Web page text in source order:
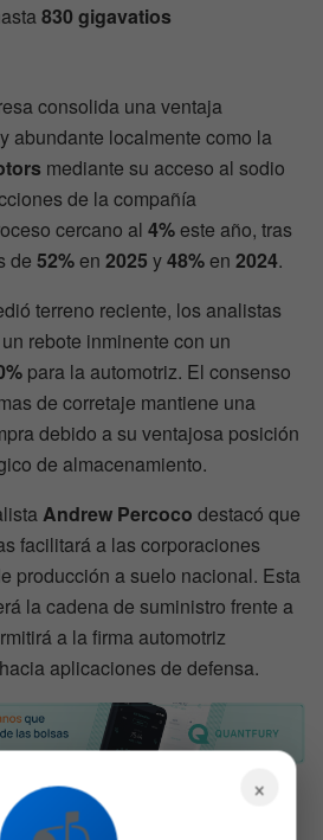
830 gigavatios
consolida una ventaja
abundante localmente como la
mediante su acceso al sodio
de la compañía
cercano al 4%este año, tras
de 52%en 2025 y48%en 2024.
terreno reciente, los analistas
rebote inminente con un
para la automotriz. El consenso
de corretaje mantiene una
debido a su ventajosa posición
de almacenamiento.
Andrew Percoco destacó que
facilitará a las corporaciones
producción a suelo nacional. Esta
la cadena de suministro frente a
a la firma automotriz
aplicaciones de defensa.
×